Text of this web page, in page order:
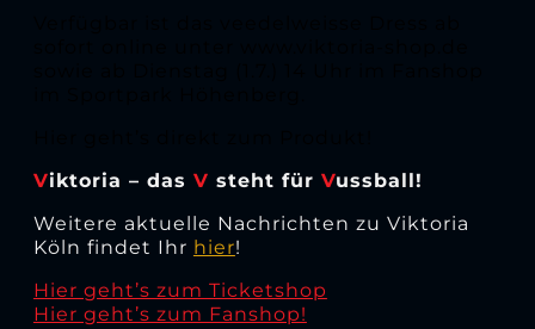
Viktoria – das V steht für Vussball!
Weitere aktuelle Nachrichten zu Viktoria
Köln findet Ihr hier!
Hier geht’s zum Ticketshop
Hier geht’s zum Fanshop!